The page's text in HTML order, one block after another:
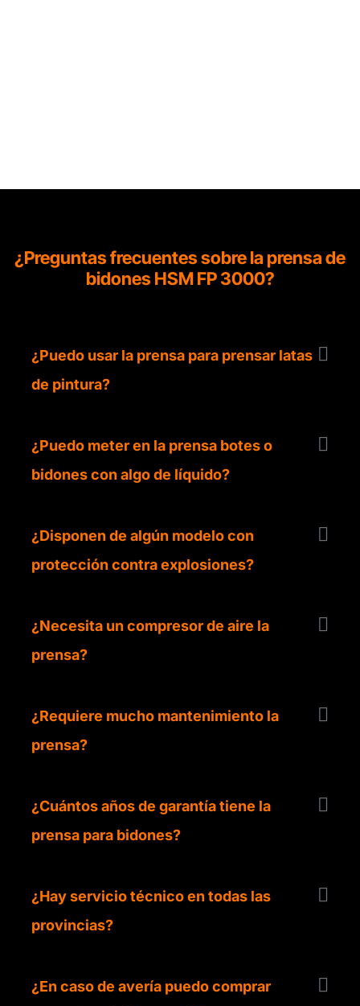
¿Preguntas frecuentes sobre la prensa de
bidones HSM FP 3000?
¿Puedo usar la prensa para pren​sar latas
de pintura?​​
¿Puedo meter en la prensa botes o
bidones con algo de líquido?
¿Disponen de algún modelo con
protección contra explosiones?
¿Necesita un compresor de aire la
prensa?
¿Requiere mucho mantenimiento la
prensa?
¿Cuántos años de garantía tiene la
prensa para bidones?
¿Hay servicio técnico en todas las
provincias?
¿En caso de avería puedo comprar